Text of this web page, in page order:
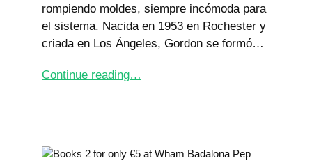
rompiendo moldes, siempre incómoda para
el sistema. Nacida en 1953 en Rochester y
criada en Los Ángeles, Gordon se formó…
Continue reading…